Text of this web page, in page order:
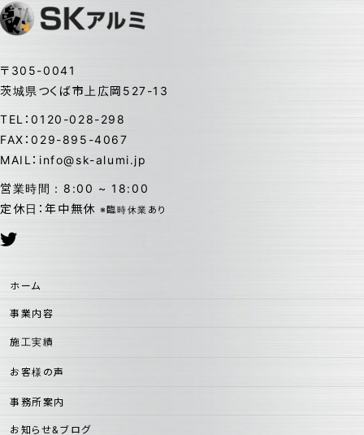
〒305-0041
茨城県つくば市上広岡527-13
TEL：0120-028-298
FAX：029-895-4067
MAIL：info@sk-alumi.jp
営業時間：8:00 ~ 18:00
定休日：年中無休 ※臨時休業あり
ホーム
事業内容
施工実績
お客様の声
事務所案内
お知らせ&ブログ